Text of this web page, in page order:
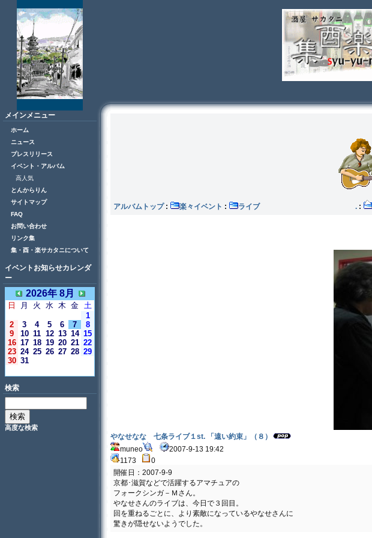
メインメニュー
ホーム
ニュース
プレスリリース
イベント・アルバム
高人気
とんからりん
サイトマップ
FAQ
お問い合わせ
リンク集
集・酉・楽サカタニについて
イベントお知らせカレンダ
ー
2026年 8月
日 月 火 水 木 金 土
1
2
3 4 5 6 7
8
9
10 11 12 13 14 15
16 17 18 19 20 21 22
23 24 25 26 27 28 29
30 31
検索
高度な検索
アルバムトップ: 楽々イベント : ライブ . :
やなせなな 七条ライブ１st. 「遠い約束」（８）
muneo
2007-9-13 19:42
1173
0
開催日：2007-9-9
京都･滋賀などで活躍するアマチュアの
フォークシンガ－Ｍさん。
やなせさんのライブは、今日で３回目。
回を重ねるごとに、より素敵になっているやなせさんに
驚きが隠せないようでした。